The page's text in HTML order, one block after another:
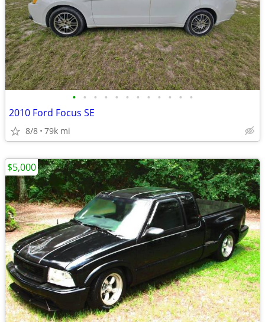
• • • • • • • • • • • •
2010 Ford Focus SE
8/8 79k mi
$5,000